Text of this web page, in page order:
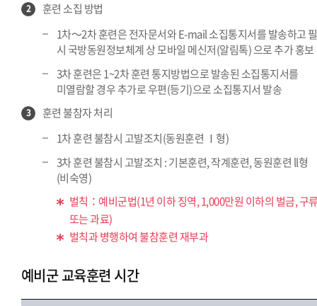
2
훈련 소집 방법
1차～2차 훈련은 전자문서와 E-mail 소집통지서를 발송하고
시 국방동원정보체계 상 모바일 메신저(알림톡) 으로 추가 홍보
3차 훈련은 1~2차 훈련 통지방법으로 발송된 소집통지서를
미열람할 경우 추가로 우편(등기)으로 소집통지서 발송
3
훈련 불참자 처리
1차 훈련 불참시 고발조치(동원훈련 Ⅰ형)
3차 훈련 불참시 고발조치 : 기본훈련, 작계훈련, 동원훈련 ll형
(비숙영)
벌칙：예비군법(1년 이하 징역, 1,000만원 이하의 벌금, 구
또는 과료)
벌칙과 병행하여 불참훈련 재부과
예비군 교육훈련 시간